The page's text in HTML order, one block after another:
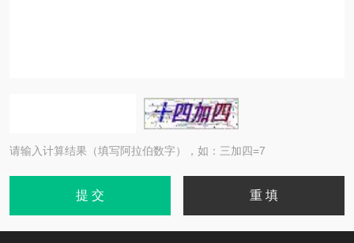
请输入计算结果（填写阿拉伯数字），如：三加四=7